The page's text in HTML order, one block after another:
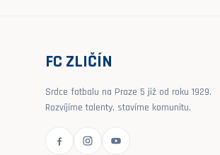
FC ZLIČÍN
Srdce fotbalu na Praze 5 již od roku 1929.
Rozvíjíme talenty, stavíme komunitu.